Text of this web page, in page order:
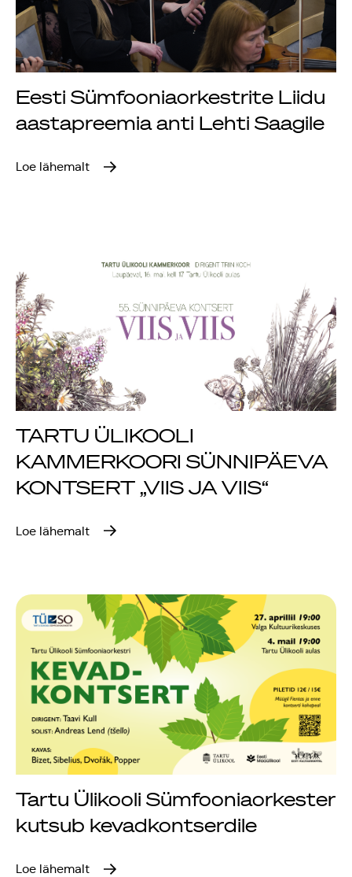
XIX Gaudeamus
Vilniuses 2022
Tantsuetendus
"Loodud jääma"
Gaudeamus 65.
tähistas sünnipäeva
Galakontsert
"Baltikum tantsib"
Üliõpilasmaja 20.
sünnipäev
Eesti Sümfooniaorkestrite Liidu
aastapreemia anti Lehti Saagile
Loe lähemalt
TARTU ÜLIKOOLI
KAMMERKOORI SÜNNIPÄEVA
KONTSERT „VIIS JA VIIS“
Loe lähemalt
Tartu Ülikooli Sümfooniaorkester
kutsub kevadkontserdile
Loe lähemalt